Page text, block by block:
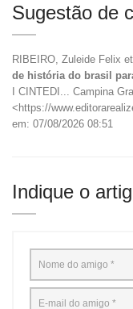
Sugestão de
RIBEIRO, Zuleide Felix
de história do brasil
I CINTEDI... Campina
<https://
em: 07/08/2026 08:51
Indique o